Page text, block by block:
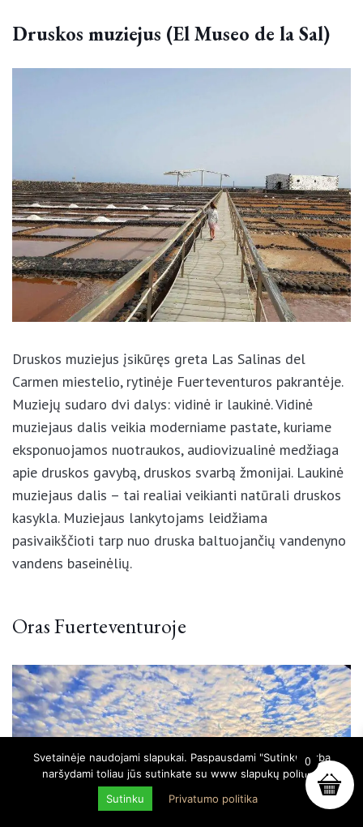
Druskos muziejus (El Museo de la Sal)
Druskos muziejus įsikūręs greta Las Salinas del
Carmen miestelio, rytinėje Fuerteventuros
pakrantėje. Muziejų sudaro dvi dalys: vidinė ir
laukinė. Vidinė muziejaus dalis veikia moderniame
pastate, kuriame eksponuojamos nuotraukos,
audiovizualinė medžiaga apie druskos gavybą,
druskos svarbą žmonijai. Laukinė muziejaus dalis –
tai realiai veikianti natūrali druskos kasykla.
Muziejaus lankytojams leidžiama pasivaikščioti tarp
baseinėlių.
Oras Fuerteventuroje
0
Svetainėje naudojami slapukai. Paspausdami "Sutinku" arba
naršydami toliau jūs sutinkate su www slapukų politika.
Sutinku
Privatumo politika